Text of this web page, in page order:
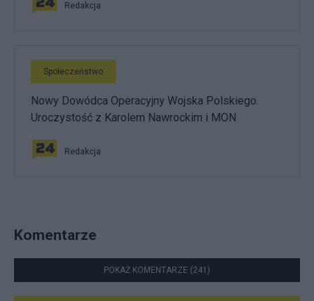
Redakcja
Społeczeństwo
Nowy Dowódca Operacyjny Wojska Polskiego.
Uroczystość z Karolem Nawrockim i MON
Redakcja
Komentarze
POKAŻ KOMENTARZE (241)